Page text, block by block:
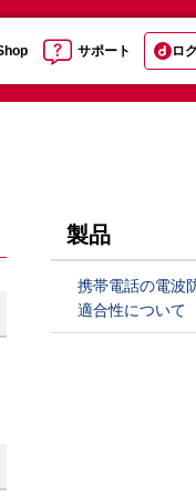
サポート ロ
製品
携帯電話の電波
適合性について